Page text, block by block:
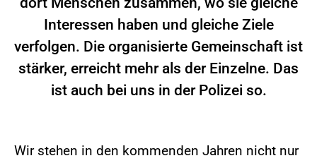
Interessen haben und gleiche Ziele
verfolgen. Die organisierte Gemeinschaft ist
stärker, erreicht mehr als der Einzelne. Das
ist auch bei uns in der Polizei so.
Wir stehen in den kommenden Jahren nicht nur